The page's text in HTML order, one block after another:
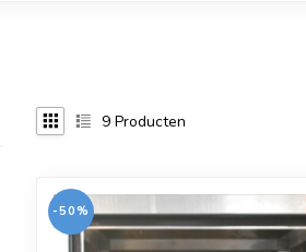
9 Producten
-50%